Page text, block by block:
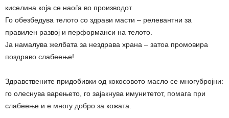
киселина која се наоѓа во производот
Го обезбедува телото со здрави масти – релевантни за
правилен развој и перформанси на телото.
Ја намалува желбата за нездрава храна – затоа промовира
поздраво слабеење!
Здравствените придобивки од кокосовото масло се многубројни:
го олеснува варењето, го зајакнува имунитетот, помага при
слабеење и е многу добро за кожата.